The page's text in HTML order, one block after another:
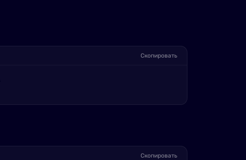
Скопировать
Скопировать